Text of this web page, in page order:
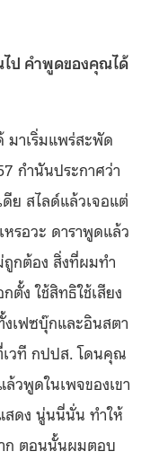
ไป คำพูดของคุณได้
มาเริ่มแพร่สะพัด
กำนันประกาศว่า
ย สไลด์แล้วเจอแต่
หรอวะ ดาราพูดแล้ว
ถูกต้อง สิ่งที่ผมทำ
ตั้ง ใช้สิทธิใช้เสียง
เฟซบุ๊กและอินสตา
วที กปปส. โดนคุณ
วพูดในเพจของเขา
สดง นู่นนี่นั่น ทำให้
ก ตอนนั้นผมตอบ